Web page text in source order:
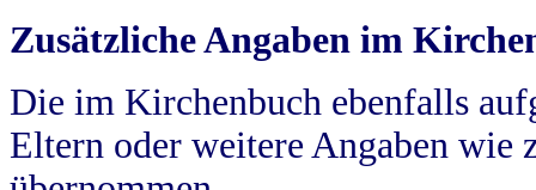
Zusätzliche Angaben im
Die im Kirchenbuch ebenfalls
Eltern oder weitere Angaben wie